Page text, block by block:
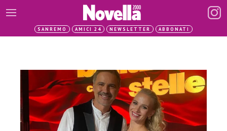
SANREMO AMICI 24 NEWSLETTER ABBONATI